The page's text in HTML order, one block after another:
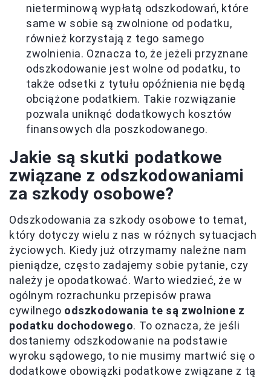
nieterminową wypłatą odszkodowań, które
same w sobie są zwolnione od podatku,
również korzystają z tego samego
zwolnienia. Oznacza to, że jeżeli przyznane
odszkodowanie jest wolne od podatku, to
także odsetki z tytułu opóźnienia nie będą
obciążone podatkiem. Takie rozwiązanie
pozwala uniknąć dodatkowych kosztów
finansowych dla poszkodowanego.
Jakie są skutki podatkowe
związane z odszkodowaniami
za szkody osobowe?
Odszkodowania za szkody osobowe to temat,
który dotyczy wielu z nas w różnych sytuacjach
życiowych. Kiedy już otrzymamy należne nam
pieniądze, często zadajemy sobie pytanie, czy
należy je opodatkować. Warto wiedzieć, że w
ogólnym rozrachunku przepisów prawa
cywilnego odszkodowania te są zwolnione z
podatku dochodowego. To oznacza, że jeśli
dostaniemy odszkodowanie na podstawie
wyroku sądowego, to nie musimy martwić się o
dodatkowe obowiązki podatkowe związane z tą